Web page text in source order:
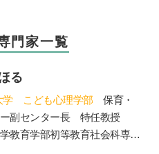
門家一覧
る
学 こども心理学部 保育・
副センター長 特任教授
教育学部初等教育社会科専攻